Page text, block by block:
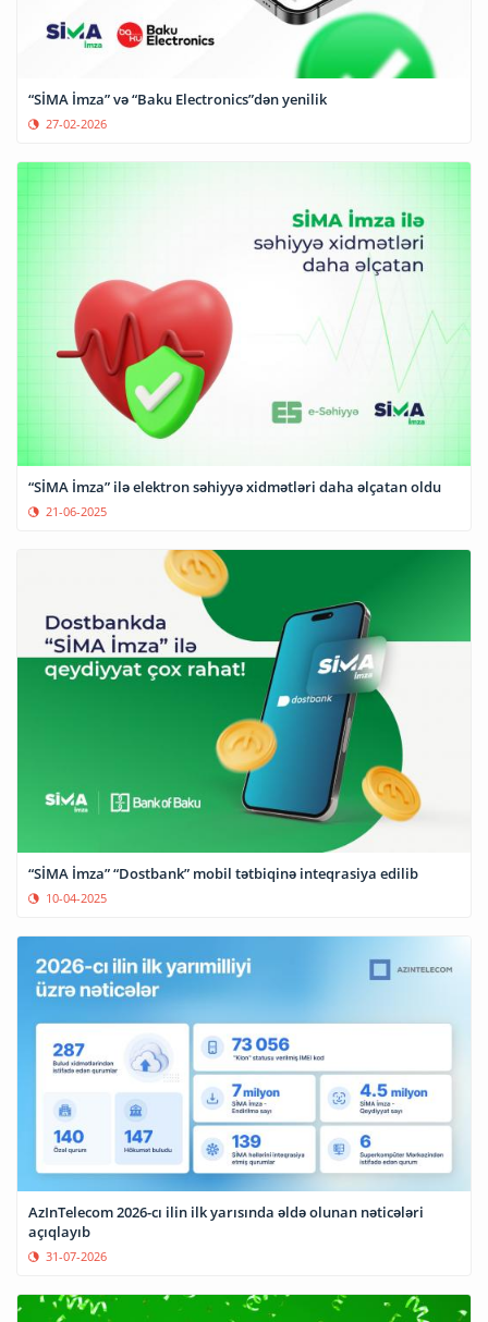
“SİMA İmza” və “Baku Electronics”dən yenilik
27-02-2026
“SİMA İmza” ilə elektron səhiyyə xidmətləri daha əlçatan oldu
21-06-2025
“SİMA İmza” “Dostbank” mobil tətbiqinə inteqrasiya edilib
10-04-2025
AzInTelecom 2026-cı ilin ilk yarısında əldə olunan nəticələri
açıqlayıb
31-07-2026